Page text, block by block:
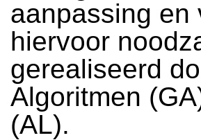
aanpassing en
hiervoor
gerealiseerd
Algoritmen
(AL).